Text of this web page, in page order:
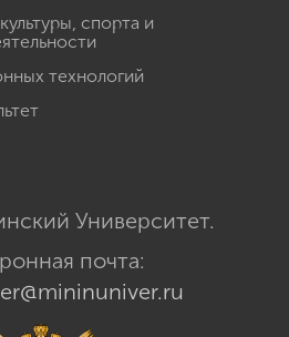
спорта и
технологий
Университет.
почта: